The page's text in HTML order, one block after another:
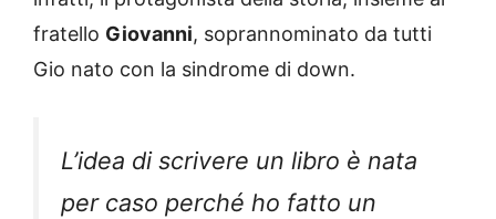
fratello Giovanni, soprannominato da tutti
Gio nato con la sindrome di down.
L’idea di scrivere un libro è nata
per caso perché ho fatto un